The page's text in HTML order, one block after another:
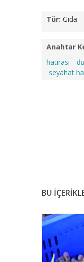
Tür: Gıda
Anahtar
hatırası
seyahat
BU